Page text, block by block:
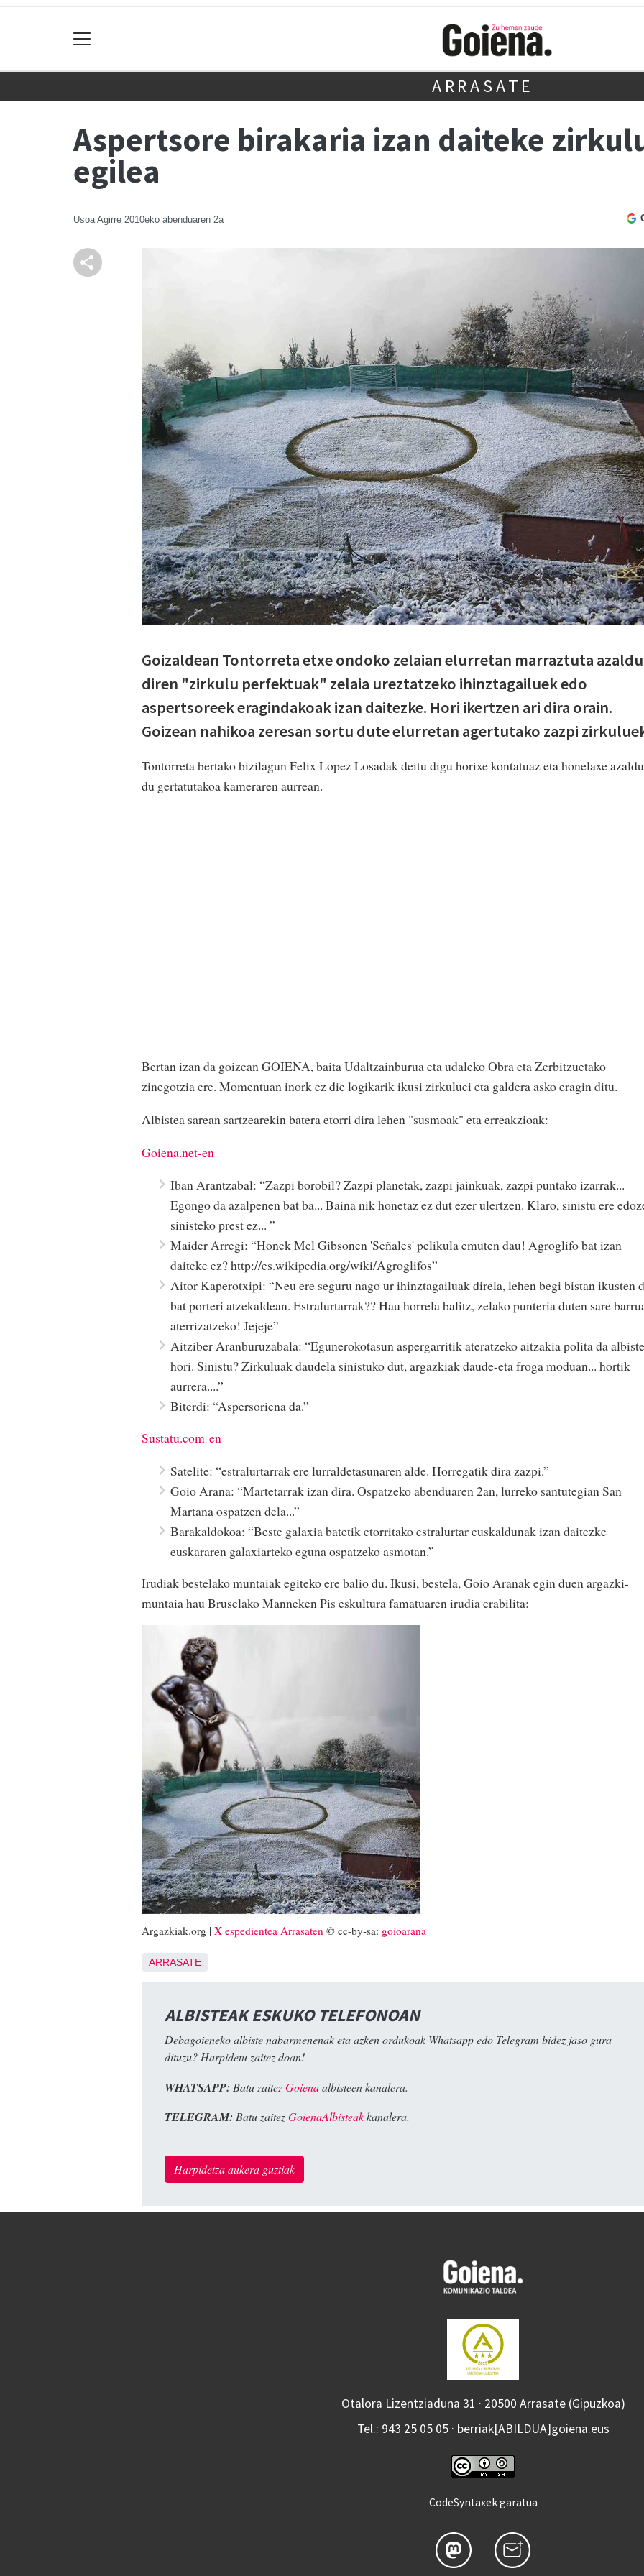
ARRASATE
Aspertsore birakaria izan daiteke
egilea
Usoa Agirre 2010eko abenduaren 2a
Goizaldean Tontorreta etxe ondoko zelaian elurretan marraztuta azaldu
diren "zirkulu perfektuak" zelaia ureztatzeko ihinztagailuek edo
aspertsoreek eragindakoak izan daitezke. Hori ikertzen ari dira orain.
Goizean nahikoa zeresan sortu dute elurretan agertutako zazpi
Tontorreta bertako bizilagun Felix Lopez Losadak deitu digu horixe kontatuaz eta honelaxe azaldu
du gertatutakoa kameraren aurrean.
Bertan izan da goizean GOIENA, baita Udaltzainburua eta udaleko Obra eta Zerbitzuetako
zinegotzia ere. Momentuan inork ez die logikarik ikusi zirkuluei eta galdera asko eragin ditu.
Albistea sarean sartzearekin batera etorri dira lehen "susmoak" eta erreakzioak:
Goiena.net-en
Iban Arantzabal: “Zazpi borobil? Zazpi planetak, zazpi jainkuak, zazpi puntako izarrak...
Egongo da azalpenen bat ba... Baina nik honetaz ez dut ezer ulertzen. Klaro, sinistu ere
sinisteko prest ez... ”
Maider Arregi: “Honek Mel Gibsonen 'Señales' pelikula emuten dau! Agroglifo bat izan
daiteke ez? http://es.wikipedia.org/wiki/Agroglifos”
Aitor Kaperotxipi: “Neu ere seguru nago ur ihinztagailuak direla, lehen begi bistan ikusten
bat porteri atzekaldean. Estralurtarrak?? Hau horrela balitz, zelako punteria duten sare
aterrizatzeko! Jejeje”
Aitziber Aranburuzabala: “Egunerokotasun aspergarritik ateratzeko aitzakia polita da albiste
hori. Sinistu? Zirkuluak daudela sinistuko dut, argazkiak daude-eta froga moduan... hortik
aurrera....”
Biterdi: “Aspersoriena da.”
Sustatu.com-en
Satelite: “estralurtarrak ere lurraldetasunaren alde. Horregatik dira zazpi.”
Goio Arana: “Martetarrak izan dira. Ospatzeko abenduaren 2an, lurreko santutegian San
Martana ospatzen dela...”
Barakaldokoa: “Beste galaxia batetik etorritako estralurtar euskaldunak izan daitezke
euskararen galaxiarteko eguna ospatzeko asmotan.”
Irudiak bestelako muntaiak egiteko ere balio du. Ikusi, bestela, Goio Aranak egin duen argazki-
muntaia hau Bruselako Manneken Pis eskultura famatuaren irudia erabilita:
Argazkiak.org | X espedientea Arrasaten © cc-by-sa: goioarana
ARRASATE
ALBISTEAK ESKUKO TELEFONOAN
Debagoieneko albiste nabarmenenak eta azken ordukoak Whatsapp edo Telegram bidez jaso gura
dituzu? Harpidetu zaitez doan!
WHATSAPP: Batu zaitezGoienaalbisteen kanalera.
TELEGRAM: Batu zaitezGoienaAlbisteakkanalera.
Harpidetza aukera guztiak
Otalora Lizentziaduna 31 · 20500 Arrasate (Gipuzkoa)
Tel.: 943 25 05 05 · berriak[ABILDUA]goiena.eus
CodeSyntaxek garatua